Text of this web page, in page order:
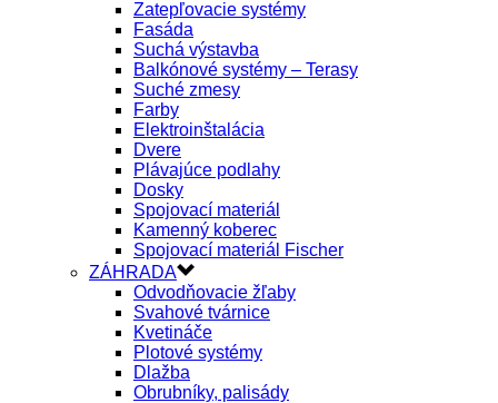
Zatepľovacie systémy
Fasáda
Suchá výstavba
Balkónové systémy – Terasy
Suché zmesy
Farby
Elektroinštalácia
Dvere
Plávajúce podlahy
Dosky
Spojovací materiál
Kamenný koberec
Spojovací materiál Fischer
ZÁHRADA
Odvodňovacie žľaby
Svahové tvárnice
Kvetináče
Plotové systémy
Dlažba
Obrubníky, palisády